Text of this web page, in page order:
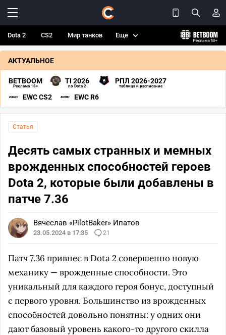
Dota 2 CS2 Мир танков Еще
АКТУАЛЬНОЕ
BETBOOM
Реклама 18+
TI 2026
по Dota 2
РПЛ 2026-2027
таблица и расписание
EWC CS2 EWC R6
Статья
Десять самых странных и мемных
врожденных способностей героев
Dota 2, которые были добавлены в
патче 7.36
Вячеслав «PilotBaker» Ипатов
23.05.2024 в 17:35 21
Патч 7.36 привнес в Dota 2 совершенно новую
механику — врожденные способности. Это
уникальный для каждого героя бонус, доступный
с первого уровня. Большинство из врожденных
способностей довольно понятны: у одних они
дают базовый уровень какого-то другого скилла